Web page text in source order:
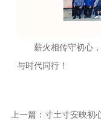
薪火相传守初心，
与时代同行！
上一篇： 寸土寸安映初